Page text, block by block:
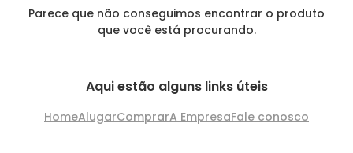
Parece que não conseguimos encontrar o produto
que você está procurando.
Aqui estão alguns links úteis
HomeAlugarComprarA EmpresaFale conosco